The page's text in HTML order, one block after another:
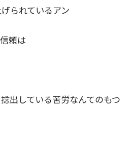
られているアン
頼は
出している苦労なんてのもつ